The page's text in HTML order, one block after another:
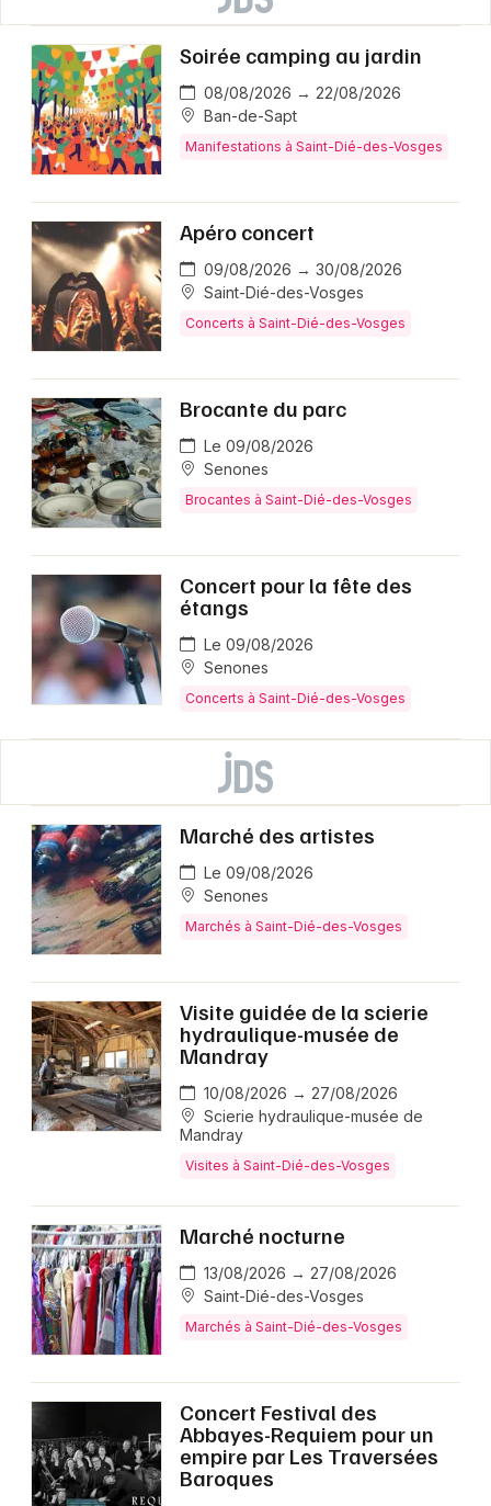
Soirée camping au jardin
08/08/2026 → 22/08/2026
Ban-de-Sapt
Manifestations à Saint-Dié-des-Vosges
Apéro concert
09/08/2026 → 30/08/2026
Saint-Dié-des-Vosges
Concerts à Saint-Dié-des-Vosges
Brocante du parc
Le 09/08/2026
Senones
Brocantes à Saint-Dié-des-Vosges
Concert pour la fête des
étangs
Le 09/08/2026
Senones
Concerts à Saint-Dié-des-Vosges
Marché des artistes
Le 09/08/2026
Senones
Marchés à Saint-Dié-des-Vosges
Visite guidée de la scierie
hydraulique-musée de
Mandray
10/08/2026 → 27/08/2026
Scierie hydraulique-musée de
Mandray
Visites à Saint-Dié-des-Vosges
Marché nocturne
13/08/2026 → 27/08/2026
Saint-Dié-des-Vosges
Marchés à Saint-Dié-des-Vosges
Concert Festival des
Abbayes-Requiem pour un
empire par Les Traversées
Baroques